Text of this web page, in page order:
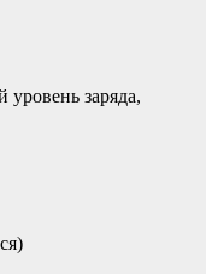
заряда,